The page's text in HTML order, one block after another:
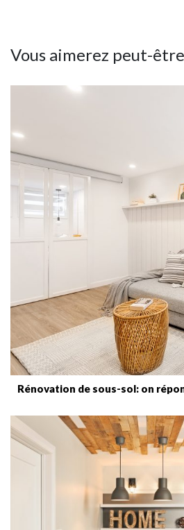
Vous aimerez peut-
Rénovation de sous-sol: on